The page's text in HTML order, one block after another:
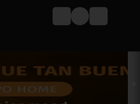
Login